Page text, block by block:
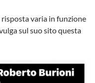
varia in funzione
sul suo sito questa